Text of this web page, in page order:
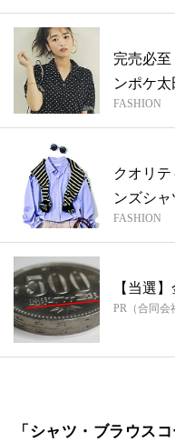
完売必
ンポケ
FASHION
クオリ
ンズシ
FASHION
【当選
PR（合同会
「シャツ・ブラウス